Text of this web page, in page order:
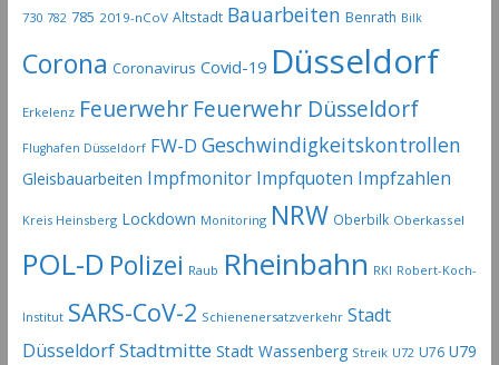
730 782 785 2019-nCoV Altstadt Bauarbeiten Benrath Bilk
Corona Coronavirus Covid-19 Düsseldorf
Erkelenz Feuerwehr Feuerwehr Düsseldorf
Flughafen Düsseldorf FW-D Geschwindigkeitskontrollen
Gleisbauarbeiten Impfmonitor Impfquoten Impfzahlen
Kreis Heinsberg Lockdown Monitoring NRW Oberbilk Oberkassel
POL-D Polizei Raub Rheinbahn RKI Robert-Koch-
Institut SARS-CoV-2 Schienenersatzverkehr Stadt
DüsseldorfStadtmitte Stadt Wassenberg Streik U72 U76 U79